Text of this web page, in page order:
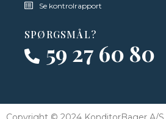
Se kontrolrapport
SPØRGSMÅL?
59 27 60 80